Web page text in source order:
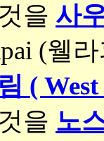
을 사
(웰
(
을 노